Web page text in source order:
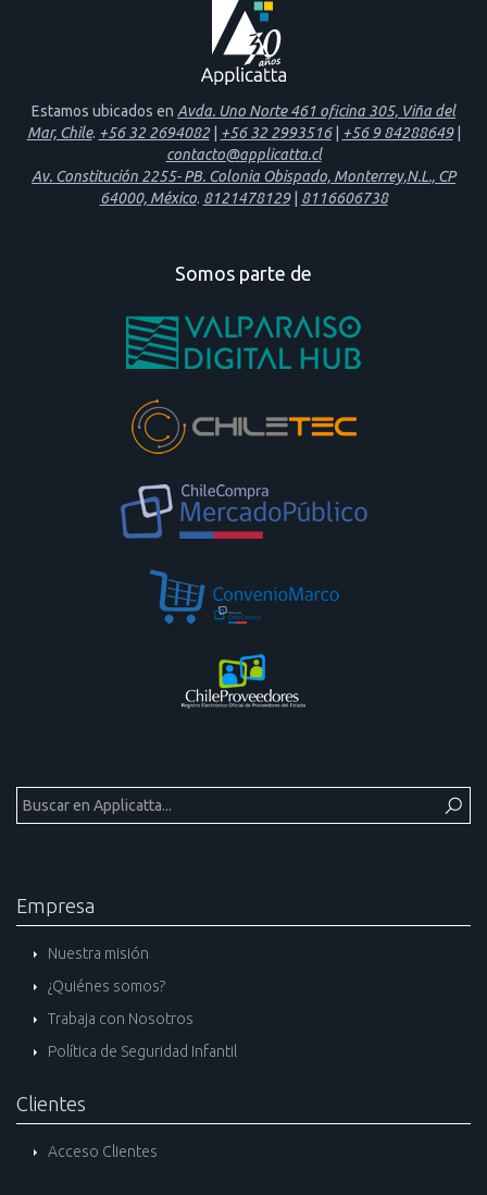
Estamos ubicados en Avda. Uno Norte 461 oficina 305, Viña del
Mar, Chile. +56 32 2694082| +56 32 2993516| +56 9 84288649|
contacto@applicatta.cl
Av. Constitución 2255- PB. Colonia Obispado, Monterrey,N.L., CP
64000, México. 8121478129| 8116606738
Somos parte de
Empresa
Nuestra misión
¿Quiénes somos?
Trabaja con Nosotros
Política de Seguridad Infantil
Clientes
Acceso Clientes